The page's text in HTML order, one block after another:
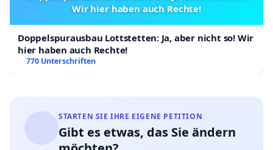
Wir hier haben auch Rechte!
Doppelspurausbau Lottstetten: Ja, aber nicht so! Wir
hier haben auch Rechte!
770 Unterschriften
STARTEN SIE IHRE EIGENE PETITION
Gibt es etwas, das Sie ändern